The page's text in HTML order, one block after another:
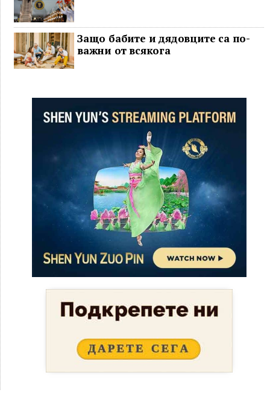
Защо бабите и дядовците са по-
важни от всякога